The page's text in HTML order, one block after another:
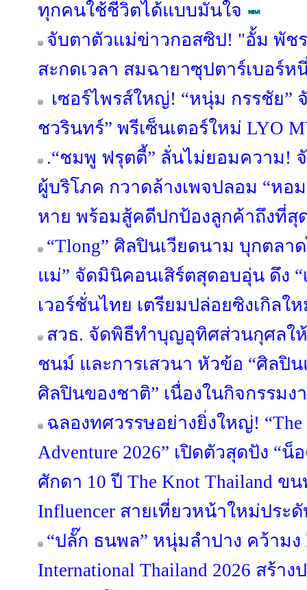
ทุกคนใช้ชีวิตได้แบบมั่นใจ
จับตาตัวแม่ข่าวกอสซิป! "อั้ม พัช
สะกดเวลา สมฉายาซุปตาร์เบอร์ห
เซอร์ไพรส์ใหญ่! “หนุ่ม กรรชัย”
ชวรินทร์” พรีเซ็นเตอร์ใหม่ LYO
.“ชมพู ฟรุตตี้” ลั่นไม่ยอมความ!
ผู้บริโภค กวาดล้างเพจปลอม “หอ
หาย พร้อมสู้คดีปกป้องลูกค้าถึงที่สุ
“Tlong” ศิลปินเวียดนาม บุกตล
แม่” จัดมินิคอนเสิร์ตสุดอบอุ่น ดึง “
เวอร์ชั่นไทย เตรียมปล่อยซิงเกิลใ
สวธ. จัดพิธีทำบุญอุทิศส่วนกุศลใ
ชนม์ และการเสวนา หัวข้อ “ศิลปิ
ศิลปินของชาติ” เนื่องในกิจกรรม
ฉลองทศวรรษอย่างยิ่งใหญ่! “The
Adventure 2026” เปิดตัวสุดปัง “
ศักดา 10 ปี The Knot Thailand
Influencer สายเที่ยวหน้าใหม่ประ
“ปลั๊ก ธนพล” หนุ่มลำปาง คว้ามง
International Thailand 2026 สร้า